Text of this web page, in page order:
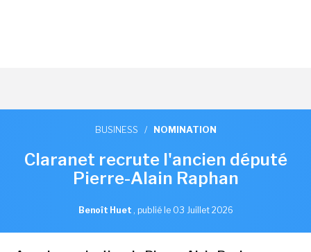
BUSINESS / NOMINATION
Claranet recrute l'ancien député
Pierre-Alain Raphan
Benoît Huet , publié le 03 Juillet 2026